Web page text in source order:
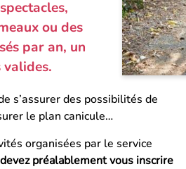
ou des
par an, un
valides.
s’assurer des possibilités de
le plan canicule…
organisées par le service
préalablement vous inscrire